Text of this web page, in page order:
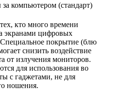
компьютером (стандарт)
кто много времени
экранами цифровых
Специальное покрытие (блю
снизить воздействие
от излучения мониторов.
для использования во
с гаджетами, не для
ношения.